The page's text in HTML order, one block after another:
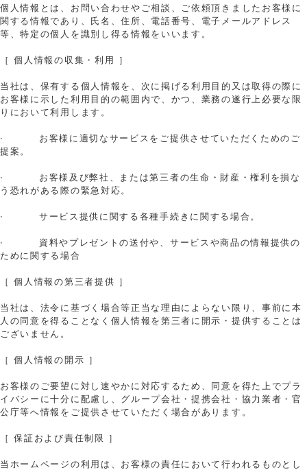
個人情報とは、お問い合わせやご相談、ご依頼頂きましたお客様に
関する情報であり、氏名、住所、電話番号、電子メールアドレス
等、特定の個人を識別し得る情報をいいます。
［ 個人情報の収集・利用 ］
当社は、保有する個人情報を、次に掲げる利用目的又は取得の際に
お客様に示した利用目的の範囲内で、かつ、業務の遂行上必要な限
りにおいて利用します。
· お客様に適切なサービスをご提供させていただくためのご
提案。
· お客様及び弊社、または第三者の生命・財産・権利を損な
う恐れがある際の緊急対応。
· サービス提供に関する各種手続きに関する場合。
· 資料やプレゼントの送付や、サービスや商品の情報提供の
ために関する場合
［ 個人情報の第三者提供 ］
当社は、法令に基づく場合等正当な理由によらない限り、事前に本
人の同意を得ることなく個人情報を第三者に開示・提供することは
ございません。
［ 個人情報の開示 ］
お客様のご要望に対し速やかに対応するため、同意を得た上でプラ
イバシーに十分に配慮し、グループ会社・提携会社・協力業者・官
公庁等へ情報をご提供させていただく場合があります。
［ 保証および責任制限 ］
当ホームページの利用は、お客様の責任において行われるものとし